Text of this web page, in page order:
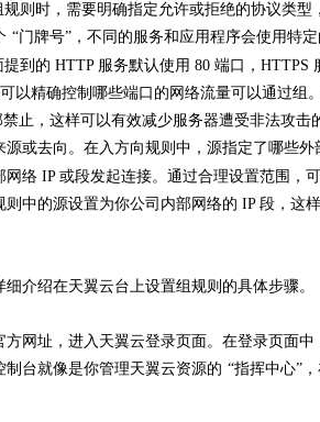
则时，需要明确指定允许或拒绝的协议类型
“门牌号”，不同的服务和应用程序会使用特
到的 HTTP 服务默认使用 80 端口，HTTPS
以精确控制哪些端口的网络流量可以通过组
止，这样可以有效减少服务器遭受非法攻击
源或去向。在入方向规则中，源指定了哪些外
络 IP 或段发起连接。通过合理设置范围，
中的源设置为你公司内部网络的 IP 段，这
介绍在天翼云台上设置组规则的具体步骤。
网址，进入天翼云登录页面。在登录页面
台就像是你管理天翼云资源的 “指挥中心”
新高地的创新典 全面解析2828电影网——
影体验平台